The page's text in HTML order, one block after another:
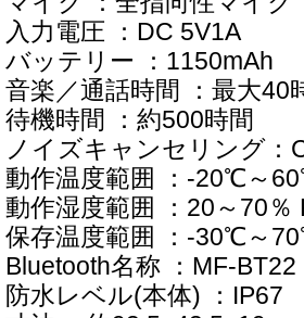
入力電圧 ：DC 5V1A
バッテリー ：1150mAh
音楽／通話時間 ：最大40
待機時間 ：約500時間
ノイズキャンセリング：
動作温度範囲 ：-20℃～
動作湿度範囲 ：20～70％
保存温度範囲 ：-30℃～
Bluetooth名称 ：MF-BT22
防水レベル(本体) ：IP67